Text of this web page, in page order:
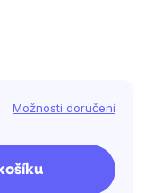
Možnosti doručení